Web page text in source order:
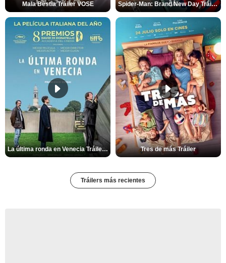
Mala Bèstia Tráiler VOSE Spider-Man: Brand New Day Tráiler (3)
La última ronda en Venecia Tráiler VOSE Tres de más Tráiler
Tráilers más recientes